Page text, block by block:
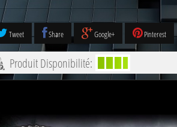
Tweet Share Google+ Pinterest
Produit Disponibilité: